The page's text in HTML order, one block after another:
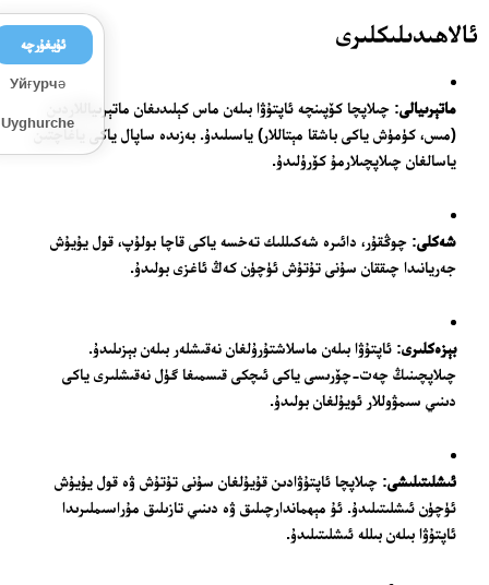
ئالاھىدىلىكلىرى
ماتېرىيالى: چىلاپچا كۆپىنچە ئاپتۇۋا بىلەن ماس كېلىدىغان ماتېرىياللاردىن
(مىس، كۈمۈش ياكى باشقا مېتاللار) ياسىلىدۇ. بەزىدە ساپال ياكى ياغاچتىن
ياسالغان چىلاپچىلارمۇ كۆرۈلىدۇ.
شەكلى: چوڭقۇر، دائىرە شەكىللىك تەخسە ياكى قاچا بولۇپ، قول يۇيۇش
جەريانىدا چىققان سۇنى تۇتۇش ئۈچۈن كەڭ ئاغزى بولىدۇ.
بېزەكلىرى: ئاپتۇۋا بىلەن ماسلاشتۇرۇلغان نەقىشلەر بىلەن بېزىلىدۇ.
چىلاپچىنىڭ چەت-چۆرىسى ياكى ئىچكى قىسمىغا گۈل نەقىشلىرى ياكى
دىنىي سىمۋوللار ئويۇلغان بولىدۇ.
ئىشلىتىلىشى: چىلاپچا ئاپتۇۋادىن قۇيۇلغان سۇنى تۇتۇش ۋە قول يۇيۇش
ئۈچۈن ئىشلىتىلىدۇ. ئۇ مېھماندارچىلىق ۋە دىنىي تازىلىق مۇراسىملىرىدا
ئاپتۇۋا بىلەن بىللە ئىشلىتىلىدۇ.
ئۇيغۇرچە
Уйғурчә
Uyghurche